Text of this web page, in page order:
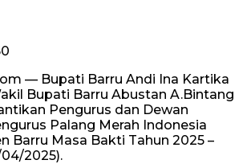
— Bupati Barru Andi Ina Kartika
Bupati Barru Abustan A.Bintang
Pengurus dan Dewan
Palang Merah Indonesia
Barru Masa Bakti Tahun 2025 –
2025).